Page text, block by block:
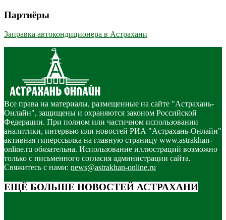
Партнёры
Заправка автокондиционера в Астрахани
Все права на материалы, размещенные на сайте "Астрахань-
Онлайн", защищены и охраняются законом Российской
Федерации. При полном или частичном использовании
аналитики, интервью или новостей РИА "Астрахань-Онлайн"
активная гиперссылка на главную страницу www.astrakhan-
online.ru обязательна. Использование иллюстраций возможно
только с письменного согласия администрации сайта.
Свяжитесь с нами: news@astrakhan-online.ru
ЕЩЁ БОЛЬШЕ НОВОСТЕЙ АСТРАХАНИ